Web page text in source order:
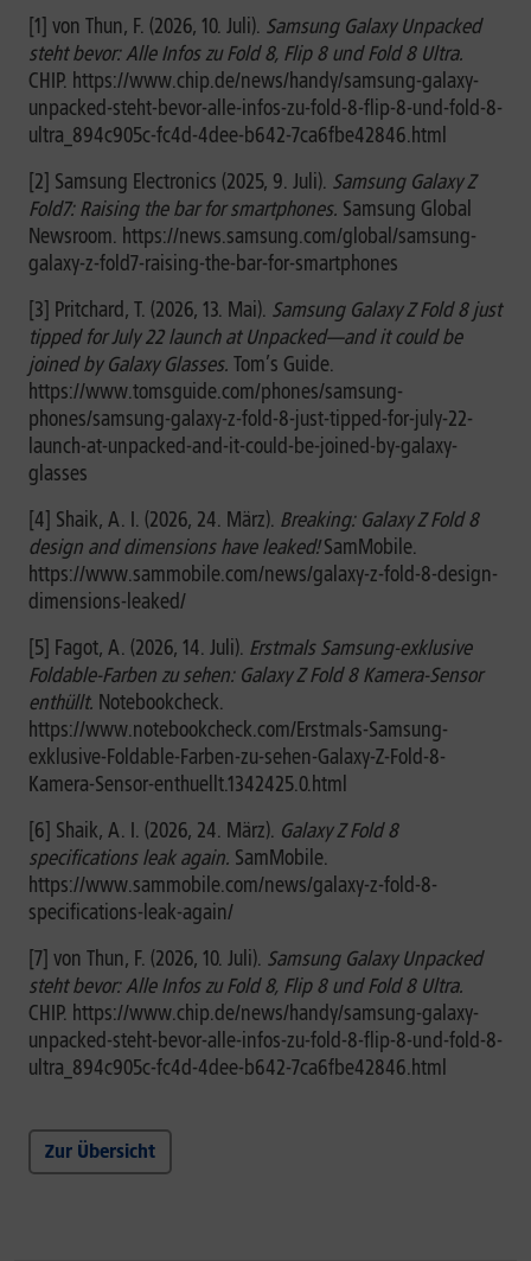
[1] von Thun, F. (2026, 10. Juli). Samsung Galaxy Unpacked
steht bevor: Alle Infos zu Fold 8, Flip 8 und Fold 8 Ultra.
CHIP. https://www.chip.de/news/handy/samsung-galaxy-
unpacked-steht-bevor-alle-infos-zu-fold-8-flip-8-und-fold-8-
ultra_894c905c-fc4d-4dee-b642-7ca6fbe42846.html
[2] Samsung Electronics (2025, 9. Juli). Samsung Galaxy Z
Fold7: Raising the bar for smartphones. Samsung Global
Newsroom. https://news.samsung.com/global/samsung-
galaxy-z-fold7-raising-the-bar-for-smartphones
[3] Pritchard, T. (2026, 13. Mai). Samsung Galaxy Z Fold 8 just
tipped for July 22 launch at Unpacked—and it could be
joined by Galaxy Glasses. Tom’s Guide.
https://www.tomsguide.com/phones/samsung-
phones/samsung-galaxy-z-fold-8-just-tipped-for-july-22-
launch-at-unpacked-and-it-could-be-joined-by-galaxy-
glasses
[4] Shaik, A. I. (2026, 24. März). Breaking: Galaxy Z Fold 8
design and dimensions have leaked!SamMobile.
https://www.sammobile.com/news/galaxy-z-fold-8-design-
dimensions-leaked/
[5] Fagot, A. (2026, 14. Juli). Erstmals Samsung-exklusive
Foldable-Farben zu sehen: Galaxy Z Fold 8 Kamera-Sensor
enthüllt. Notebookcheck.
https://www.notebookcheck.com/Erstmals-Samsung-
exklusive-Foldable-Farben-zu-sehen-Galaxy-Z-Fold-8-
Kamera-Sensor-enthuellt.1342425.0.html
[6] Shaik, A. I. (2026, 24. März). Galaxy Z Fold 8
specifications leak again. SamMobile.
https://www.sammobile.com/news/galaxy-z-fold-8-
specifications-leak-again/
[7] von Thun, F. (2026, 10. Juli). Samsung Galaxy Unpacked
steht bevor: Alle Infos zu Fold 8, Flip 8 und Fold 8 Ultra.
CHIP. https://www.chip.de/news/handy/samsung-galaxy-
unpacked-steht-bevor-alle-infos-zu-fold-8-flip-8-und-fold-8-
ultra_894c905c-fc4d-4dee-b642-7ca6fbe42846.html
Zur Übersicht